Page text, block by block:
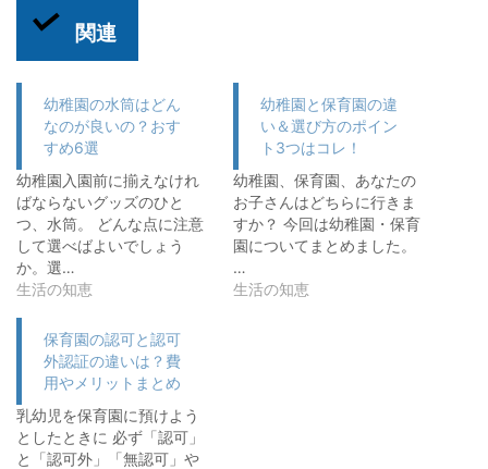
関連
幼稚園の水筒はどん
なのが良いの？おす
すめ6選
幼稚園入園前に揃えなけれ
ばならないグッズのひと
つ、水筒。 どんな点に注意
して選べばよいでしょう
か。選…
生活の知恵
幼稚園と保育園の違
い＆選び方のポイン
ト3つはコレ！
幼稚園、保育園、あなたの
お子さんはどちらに行きま
すか？ 今回は幼稚園・保育
園についてまとめました。
…
生活の知恵
保育園の認可と認可
外認証の違いは？費
用やメリットまとめ
乳幼児を保育園に預けよう
としたときに 必ず「認可」
と「認可外」「無認可」や